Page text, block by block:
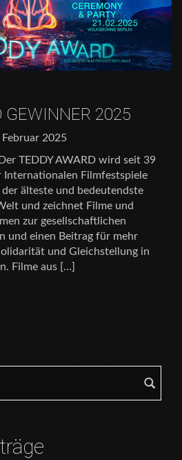
GEWINNER 2025
2025
TEDDY AWARD wird seit 39
Internationalen Filmfestspiele
älteste und bedeutendste
und zeichnet Filme und
zur gesellschaftlichen
und einen Beitrag für mehr
und Gleichstellung in
Filme aus […]